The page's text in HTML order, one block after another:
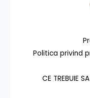
Politica privind
CE TREBUIE